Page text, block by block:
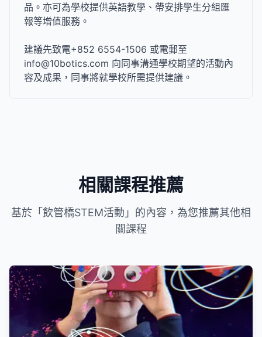
品。亦可為學校提供英語教學、帶安排學生分組匯
報等增值服務。
建議先致電+852 6554-1506 或電郵至
info@10botics.com 向同事溝通學校期望的活動內
容及成果，同事將就學校所需提供建議。
相關課程推薦
基於「飲管橋STEM活動」的內容，為您推薦其他相
關課程